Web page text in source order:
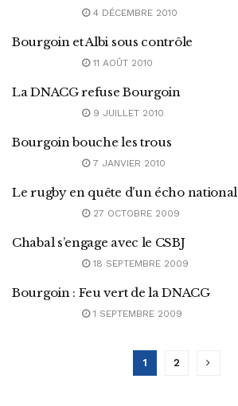
4 DÉCEMBRE 2010
Bourgoin et Albi sous contrôle
11 AOÛT 2010
La DNACG refuse Bourgoin
9 JUILLET 2010
Bourgoin bouche les trous
7 JANVIER 2010
Le rugby en quête d’un écho national
27 OCTOBRE 2009
Chabal s’engage avec le CSBJ
18 SEPTEMBRE 2009
Bourgoin : Feu vert de la DNACG
1 SEPTEMBRE 2009
1 2